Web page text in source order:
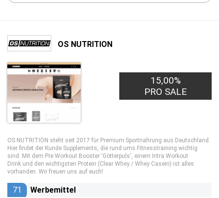
OS NUTRITION
15,00%
PRO SALE
OS NUTRITION steht seit 2017 für Premium Sportnahrung aus Deutschland.
Hier findet der Kunde Supplements, die rund ums Fitnesstraining wichtig
sind. Mit dem Pre Workout Booster 'Götterpuls', einem Intra Workout
Drink und den wichtigsten Protein (Clear Whey / Whey Casein) ist alles
vorhanden. Wir freuen uns auf euch!
71 Werbemittel